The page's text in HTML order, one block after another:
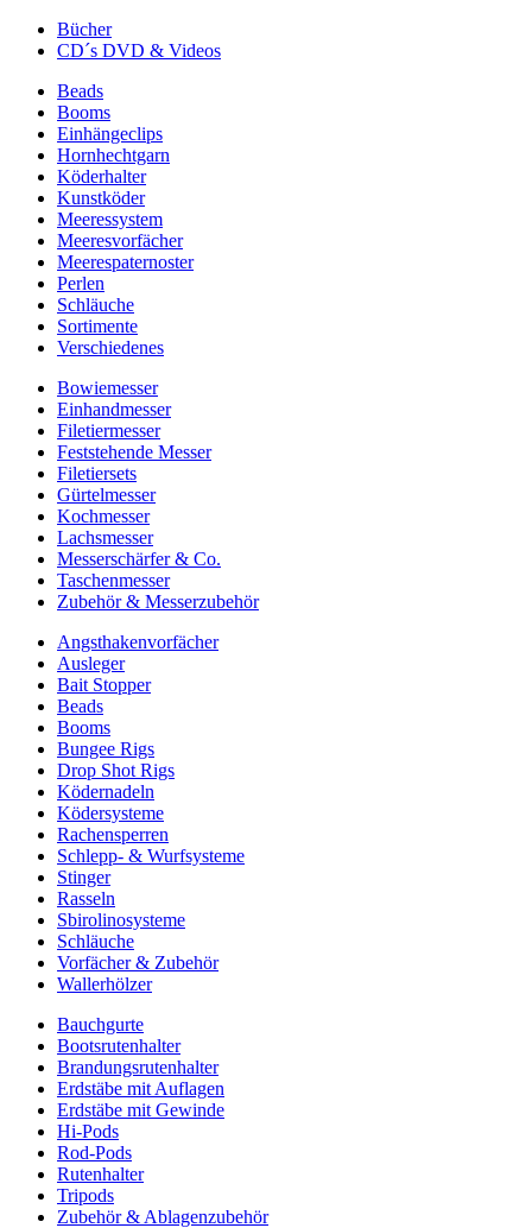
Bücher
CD´s DVD & Videos
Beads
Booms
Einhängeclips
Hornhechtgarn
Köderhalter
Kunstköder
Meeressystem
Meeresvorfächer
Meerespaternoster
Perlen
Schläuche
Sortimente
Verschiedenes
Bowiemesser
Einhandmesser
Filetiermesser
Feststehende Messer
Filetiersets
Gürtelmesser
Kochmesser
Lachsmesser
Messerschärfer & Co.
Taschenmesser
Zubehör & Messerzubehör
Angsthakenvorfächer
Ausleger
Bait Stopper
Beads
Booms
Bungee Rigs
Drop Shot Rigs
Ködernadeln
Ködersysteme
Rachensperren
Schlepp- & Wurfsysteme
Stinger
Rasseln
Sbirolinosysteme
Schläuche
Vorfächer & Zubehör
Wallerhölzer
Bauchgurte
Bootsrutenhalter
Brandungsrutenhalter
Erdstäbe mit Auflagen
Erdstäbe mit Gewinde
Hi-Pods
Rod-Pods
Rutenhalter
Tripods
Zubehör & Ablagenzubehör